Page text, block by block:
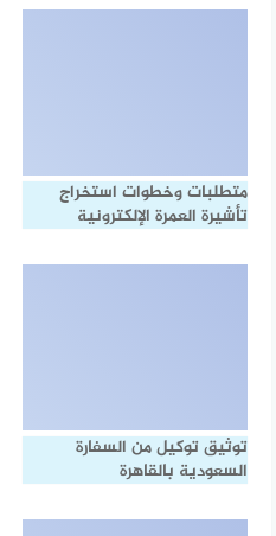
متطلبات وخطوات استخراج
تأشيرة العمرة الإلكترونية
توثيق توكيل من السفارة
السعودية بالقاهرة